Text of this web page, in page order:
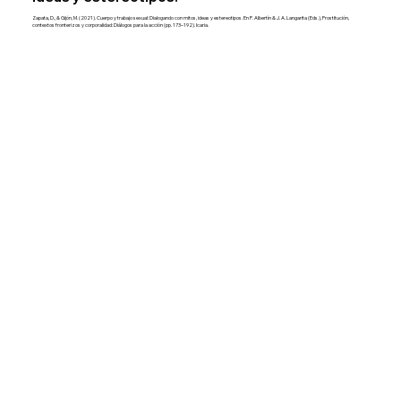
Zapata, D., & Gijón, M. (2021). Cuerpo y trabajo sexual: Dialogando con mitos, ideas y estereotipos. En P. Albertín & J. A. Langarita (Eds.), Prostitución,
contextos fronterizos y corporalidad: Diálogos para la acción (pp. 173–192). Icaria.